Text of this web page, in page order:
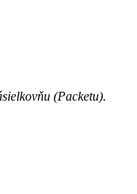
(Packetu).